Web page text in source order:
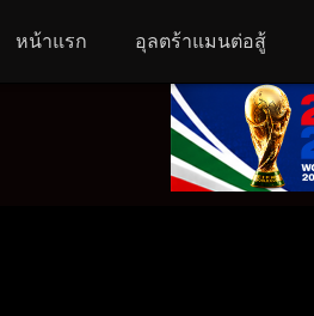
หน้าแรก อุลตร้าแมนต่อสู้